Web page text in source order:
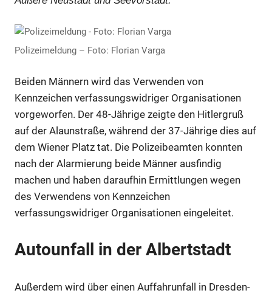
Polizeimeldung – Foto: Florian Varga
Beiden Männern wird das Verwenden von
Kennzeichen verfassungswidriger Organisationen
vorgeworfen. Der 48-Jährige zeigte den Hitlergruß
auf der Alaunstraße, während der 37-Jährige dies auf
dem Wiener Platz tat. Die Polizeibeamten konnten
nach der Alarmierung beide Männer ausfindig
machen und haben daraufhin Ermittlungen wegen
des Verwendens von Kennzeichen
verfassungswidriger Organisationen eingeleitet.
Autounfall in der Albertstadt
Außerdem wird über einen Auffahrunfall in Dresden-